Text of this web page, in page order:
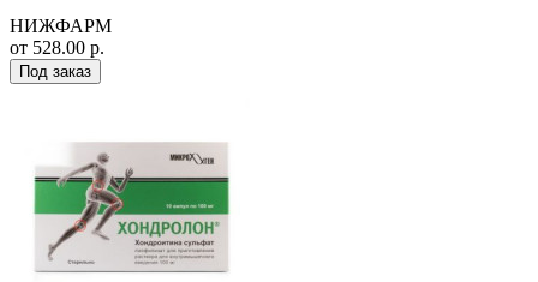
НИЖФАРМ
от 528.00 р.
Под заказ